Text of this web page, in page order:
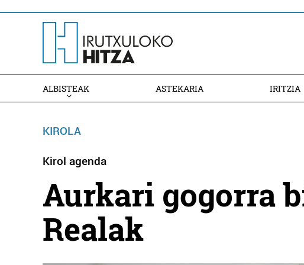
ALBISTEAK ASTEKARIA IRITZIA
KIROLA
Kirol agenda
Aurkari gogorra
Realak